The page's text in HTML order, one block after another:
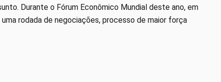
Durante o Fórum Econômico Mundial deste ano, em
rodada de negociações, processo de maior força